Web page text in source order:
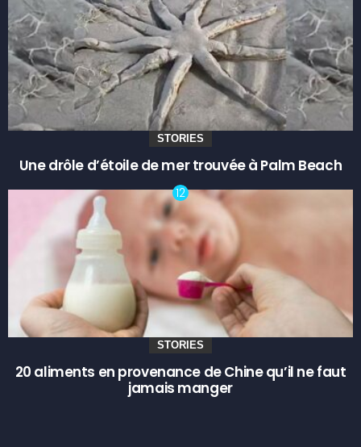
STORIES
Une drôle d’étoile de mer trouvée à Palm Beach
STORIES
20 aliments en provenance de Chine qu’il ne faut
jamais manger